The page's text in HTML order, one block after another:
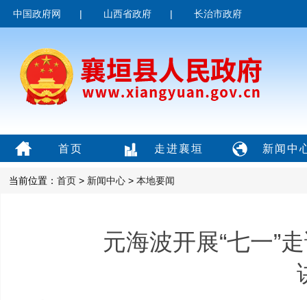
中国政府网 | 山西省政府 | 长治市政府
首页 走进襄垣 新闻中
当前位置： 首页 > 新闻中心 > 本地要闻
元海波开展“七一”